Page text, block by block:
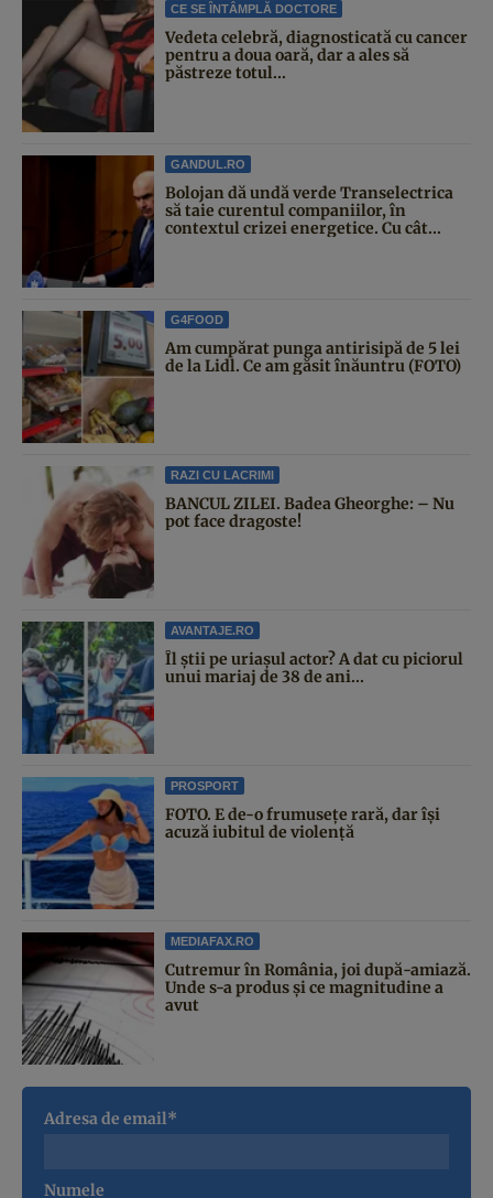
CE SE ÎNTÂMPLĂ DOCTORE
Vedeta celebră, diagnosticată cu cancer
pentru a doua oară, dar a ales să
păstreze totul...
GANDUL.RO
Bolojan dă undă verde Transelectrica
să taie curentul companiilor, în
contextul crizei energetice. Cu cât...
G4FOOD
Am cumpărat punga antirisipă de 5 lei
de la Lidl. Ce am găsit înăuntru (FOTO)
RAZI CU LACRIMI
BANCUL ZILEI. Badea Gheorghe: – Nu
pot face dragoste!
AVANTAJE.RO
Îl știi pe uriașul actor? A dat cu piciorul
unui mariaj de 38 de ani...
PROSPORT
FOTO. E de-o frumusețe rară, dar își
acuză iubitul de violență
MEDIAFAX.RO
Cutremur în România, joi după-amiază.
Unde s-a produs și ce magnitudine a
avut
Adresa de email*
Numele